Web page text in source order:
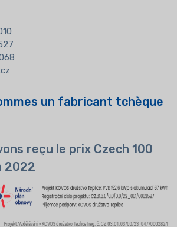
un fabricant tchèque
reçu le prix Czech 100
2022